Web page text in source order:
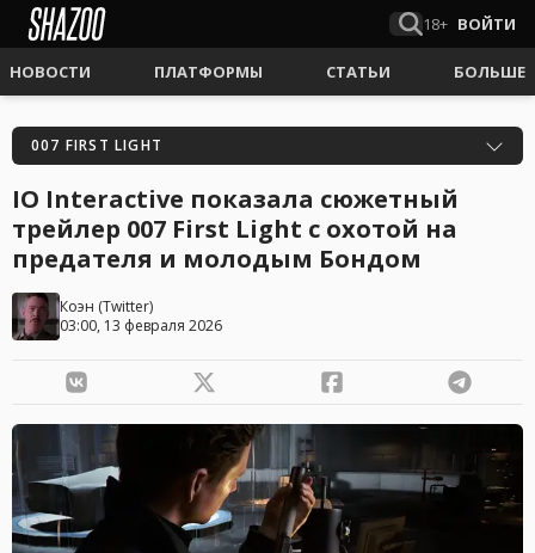
18+ ВОЙТИ
НОВОСТИ ПЛАТФОРМЫ СТАТЬИ БОЛЬШЕ
007 FIRST LIGHT
IO Interactive показала сюжетный
трейлер 007 First Light с охотой на
предателя и молодым Бондом
Коэн (Twitter)
03:00, 13 февраля 2026